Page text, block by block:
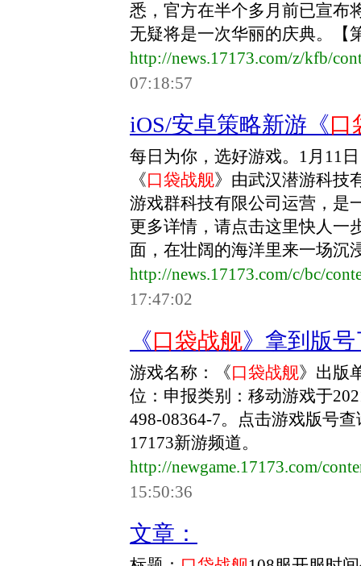
悉，官方在半个多月前已宣布
无疑将是一次华丽的庆典。【
http://news.17173.com/z/kfb/
07:18:57
iOS/安卓策略新游《口
每日为你，选好游戏。1月11
《口袋战舰》由武汉潜游科技
游戏群科技有限公司运营，是
更多详情，请点击这里快人一
面，在壮阔的海洋里来一场沉
http://news.17173.com/c/bc/
17:47:02
《口袋战舰》拿到版
游戏名称：《口袋战舰》出版
位：申报类别：移动游戏于
498-08364-7。点击游戏版号
17173新游频道。
http://newgame.17173.com/
15:50:36
文章：